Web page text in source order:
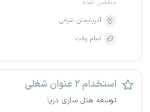
منقضی شده
آذربایجان شرقی
تمام وقت
استخدام ۲ عنوان شغلی
توسعه هتل سازی دریا